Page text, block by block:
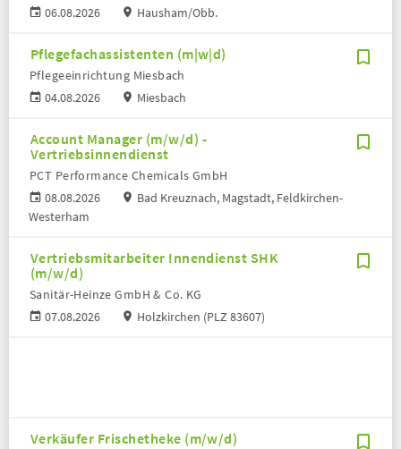
06.08.2026
Hausham/Obb.
Pflegefachassistenten (m|w|d)
04.08.2026
Pflegeeinrichtung Miesbach
Miesbach
Account Manager (m/w/d) -
Vertriebsinnendienst
08.08.2026
PCT Performance Chemicals GmbH
Bad Kreuznach, Magstadt, Feldkirchen-
Westerham
Vertriebsmitarbeiter Innendienst SHK
(m/w/d)
07.08.2026
Sanitär-Heinze GmbH & Co. KG
Holzkirchen (PLZ 83607)
Verkäufer Frischetheke (m/w/d)